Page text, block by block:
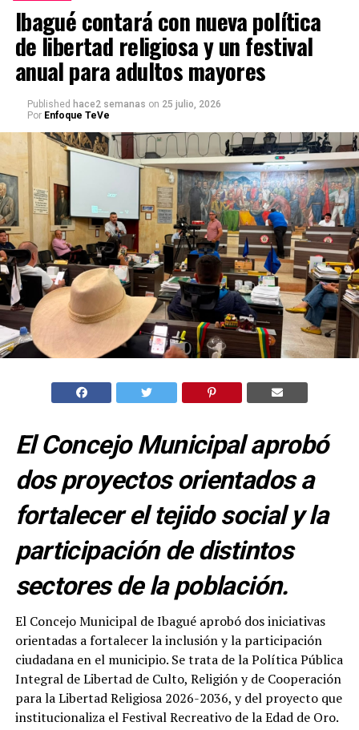
Ibagué contará con nueva política
de libertad religiosa y un festival
anual para adultos mayores
Published hace2 semanas on 25 julio, 2026
Por Enfoque TeVe
El Concejo Municipal aprobó
dos proyectos orientados a
fortalecer el tejido social y la
participación de distintos
sectores de la población.
El Concejo Municipal de Ibagué aprobó dos iniciativas
orientadas a fortalecer la inclusión y la participación
ciudadana en el municipio. Se trata de la Política Pública
Integral de Libertad de Culto, Religión y de Cooperación
para la Libertad Religiosa 2026-2036, y del proyecto que
institucionaliza el Festival Recreativo de la Edad de Oro.